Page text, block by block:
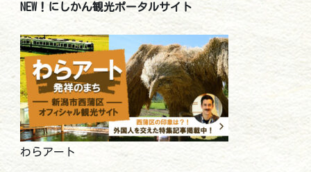
NEW！にしかん観光ポータルサイト
わらアート